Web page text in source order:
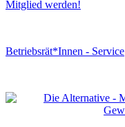
Mitglied werden!
Betriebsrät*Innen - Service